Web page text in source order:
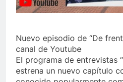
Nuevo episodio de “De
canal de Youtube
El programa de entrevistas
estrena un nuevo capítulo